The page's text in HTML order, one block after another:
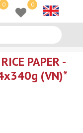
0 0
PAPER -
(VN)*